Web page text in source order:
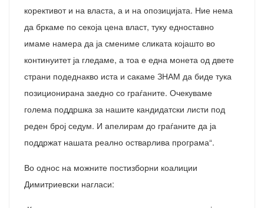
корективот и на власта, а и на опозицијата. Ние нема
да бркаме по секоја цена власт, туку едноставно
имаме намера да ја смениме сликата којашто во
континуитет ја гледаме, а тоа е една монета од двете
страни подеднакво иста и сакаме ЗНАМ да биде тука
позиционирана заедно со граѓаните. Очекуваме
голема поддршка за нашите кандидатски листи под
реден број седум. И апелирам до граѓаните да ја
поддржат нашата реално остварлива програма“.
Во однос на можните постизборни коалиции
Димитриевски нагласи: